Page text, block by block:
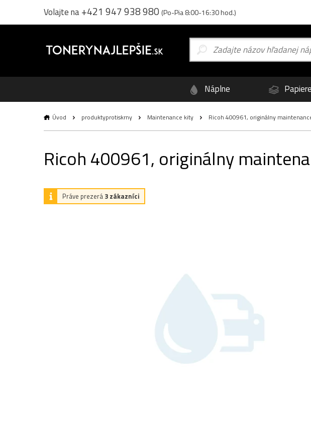
Volajte na+421 947 938 980 (Po-Pia 8:00-16:30 hod.)
Náplne Papiere
Úvod produktyprotiskrny Maintenance kity Ricoh 400961, originálny
Ricoh 400961, originálny
Práve prezerá 3 zákazníci